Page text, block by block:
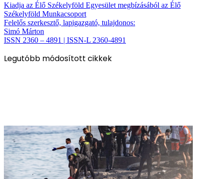
Kiadja az Élő Székelyföld Egyesület megbízásából az Élő
Székelyföld Munkacsoport
Felelős szerkesztő, lapigazgató, tulajdonos:
Simó Márton
ISSN 2360 – 4891 | ISSN-L 2360-4891
Legutóbb módosított cikkek